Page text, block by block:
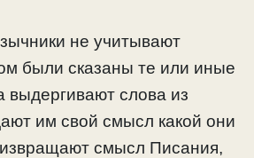
не учитывают
были сказаны те или иные
выдергивают слова из
им свой смысл какой они
извращают смысл Писания,